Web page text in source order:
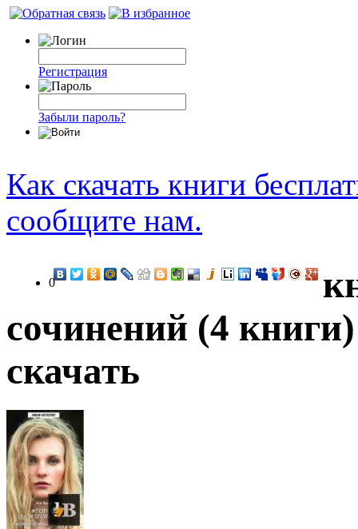
Регистрация
Забыли пароль?
Как скачать книги
сообщите нам.
0
сочинений (4
скачать